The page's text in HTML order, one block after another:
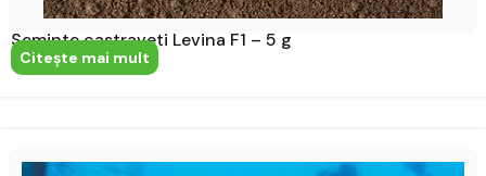
Seminte castraveti Levina F1 – 5 g
Citeşte mai mult